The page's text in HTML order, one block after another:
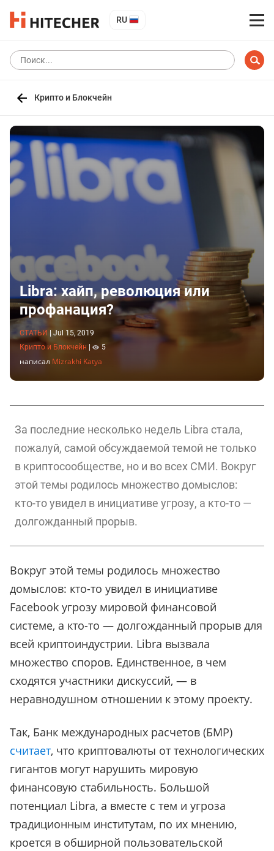
RU
Крипто и Блокчейн
Libra: хайп, революция или
профанация?
СТАТЬИ
Jul 15, 2019
Крипто и Блокчейн
5
написал Mizrakhi Katya
За последние несколько недель Libra стала,
пожалуй, самой обсуждаемой темой не только
в криптосообществе, но и во всех СМИ. Вокруг
этой темы родилось множество домыслов:
кто-то увидел в инициативе угрозу, а кто-то —
долгожданный прорыв.
Вокруг этой темы родилось множество
домыслов: кто-то увидел в инициативе
Facebook угрозу мировой финансовой
системе, а кто-то — долгожданный прорыв для
всей криптоиндустрии. Libra вызвала
множество споров. Единственное, в чем
сходятся участники дискуссий, — в
неравнодушном отношении к этому проекту.
Так, Банк международных расчетов (БМР)
считает, что криптовалюты от технологических
гигантов могут нарушить мировую
финансовую стабильность. Большой
потенциал Libra, а вместе с тем и угроза
традиционным институтам, по их мнению,
кроется в обширной пользовательской